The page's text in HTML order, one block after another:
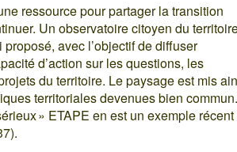
ressource pour partager la transition
Un observatoire citoyen du
avec l’objectif de diffuser
d’action sur les questions, les
du territoire. Le paysage est mis
territoriales devenues bien commun.
» ETAPE en est un exemple récent